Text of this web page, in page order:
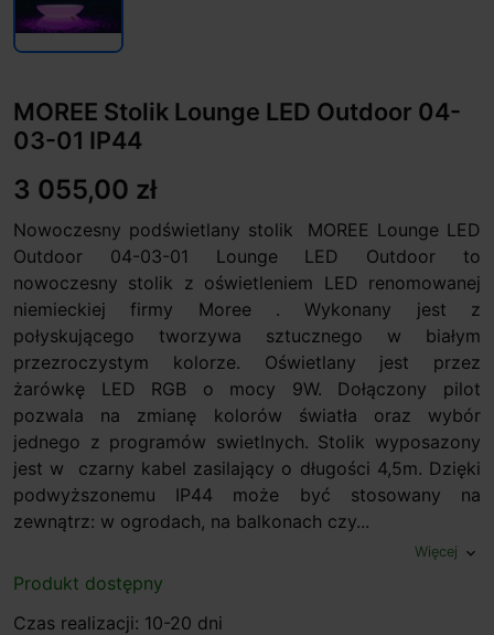
MOREE Stolik Lounge LED Outdoor 04-
03-01 IP44
3 055,00 zł
Nowoczesny podświetlany stolik MOREE Lounge LED
Outdoor 04-03-01 Lounge LED Outdoor to
nowoczesny stolik z oświetleniem LED renomowanej
niemieckiej firmy Moree . Wykonany jest z
połyskującego tworzywa sztucznego w białym
przezroczystym kolorze. Oświetlany jest przez
żarówkę LED RGB o mocy 9W. Dołączony pilot
pozwala na zmianę kolorów światła oraz wybór
jednego z programów swietlnych. Stolik wyposazony
jest w czarny kabel zasilający o długości 4,5m. Dzięki
podwyższonemu IP44 może być stosowany na
zewnątrz: w ogrodach, na balkonach czy...
Więcej expand_more
Produkt dostępny
Czas realizacji: 10-20 dni